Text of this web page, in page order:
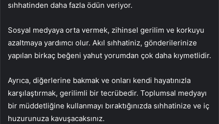
sıhhatinden daha fazla ödün veriyor.
Sosyal medyaya orta vermek, zihinsel gerilim ve korkuyu
azaltmaya yardımcı olur. Akıl sıhhatiniz, gönderilerinize
yapılan birkaç beğeni yahut yorumdan çok daha kıymetlidir.
Ayrıca, diğerlerine bakmak ve onları kendi hayatınızla
karşılaştırmak, gerilimli bir tecrübedir. Toplumsal medyayı
bir müddetliğine kullanmayı bıraktığınızda sıhhatinize ve iç
huzurunuza kavuşacaksınız.